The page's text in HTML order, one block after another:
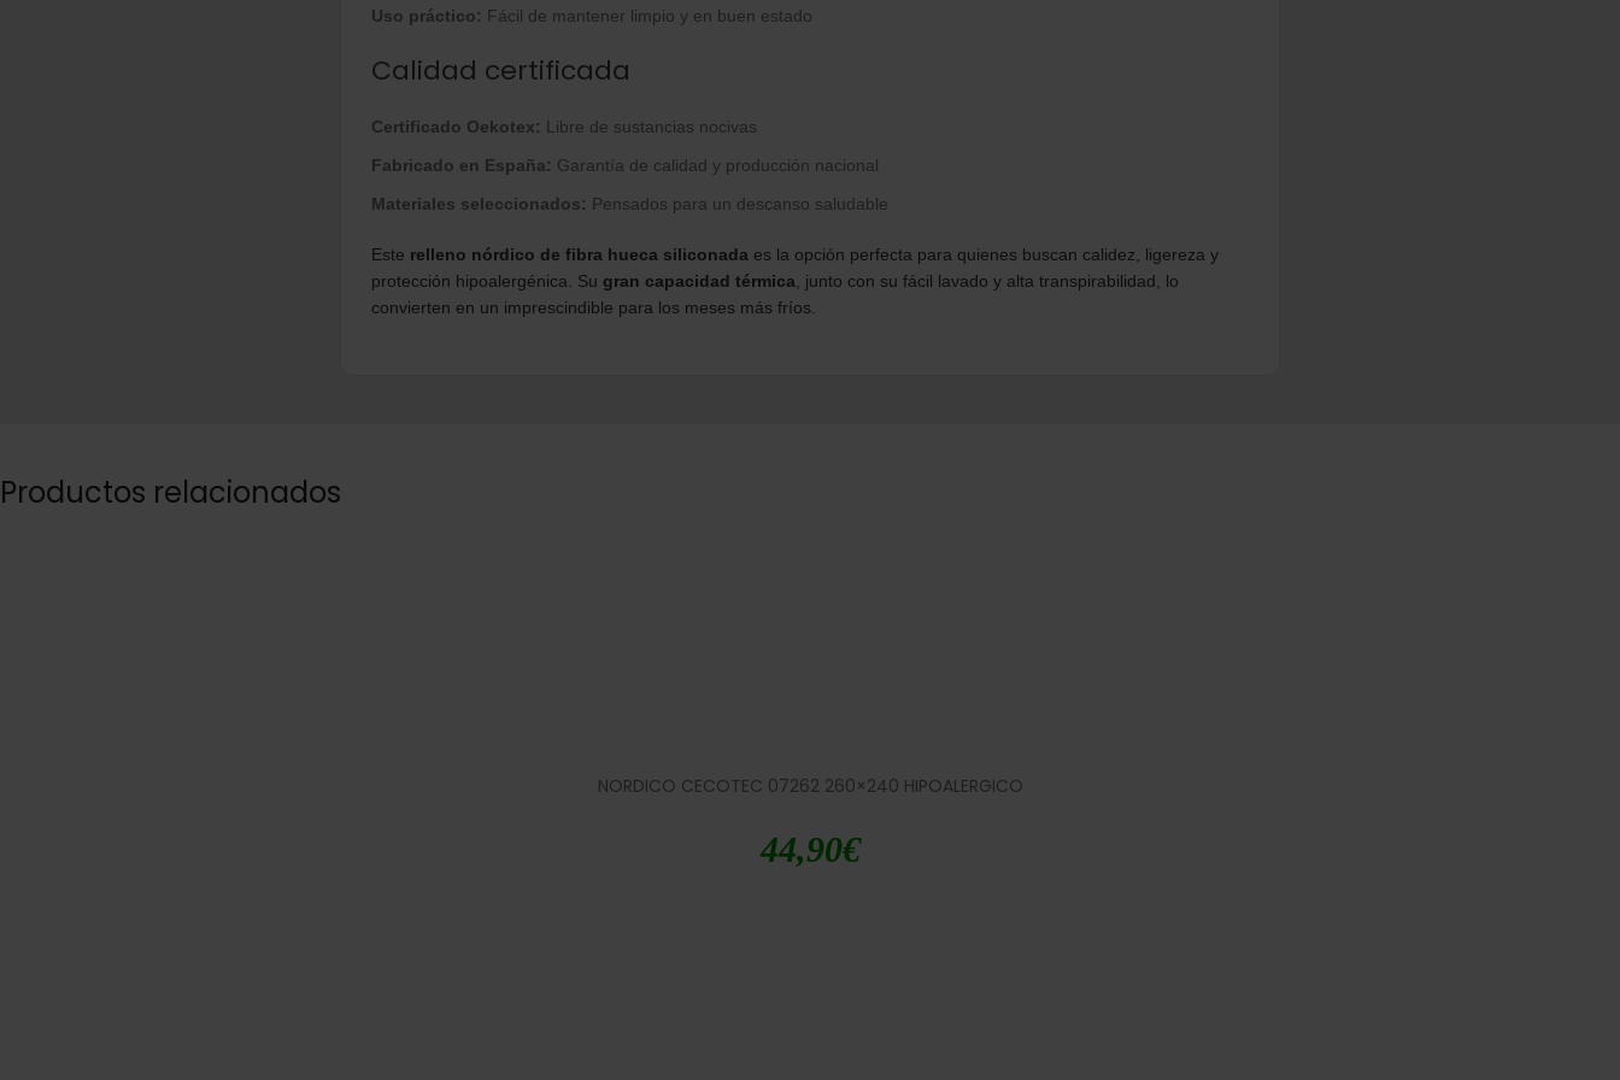
Uso práctico: Fácil de mantener limpio y en buen estado
Calidad certificada
Certificado Oekotex: Libre de sustancias nocivas
Fabricado en España: Garantía de calidad y producción nacional
Materiales seleccionados: Pensados para un descanso saludable
Este relleno nórdico de fibra hueca siliconada es la opción perfecta para quienes buscan calidez, ligereza y
protección hipoalergénica. Su gran capacidad térmica , junto con su fácil lavado y alta transpirabilidad, lo
convierten en un imprescindible para los meses más fríos.
Productos relacionados
NORDICO CECOTEC 07262 260×240 HIPOALERGICO
44,90€